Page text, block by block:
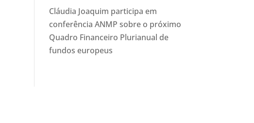
Cláudia Joaquim participa em
conferência ANMP sobre o próximo
Quadro Financeiro Plurianual de
fundos europeus